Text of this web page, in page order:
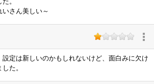
さん美しい～
定は新しいのかもしれないけど、面白みに欠け
た。